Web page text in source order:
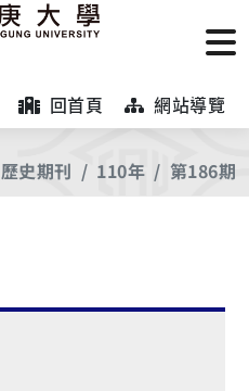
回首頁 網站導覽
歷史期刊 110年 第186期